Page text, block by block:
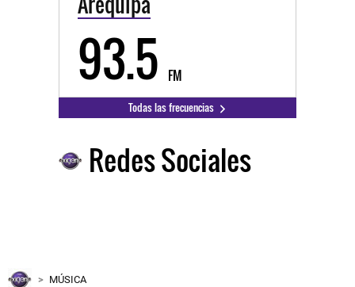
93.5 FM
Todas las frecuencias
Redes Sociales
MÚSICA